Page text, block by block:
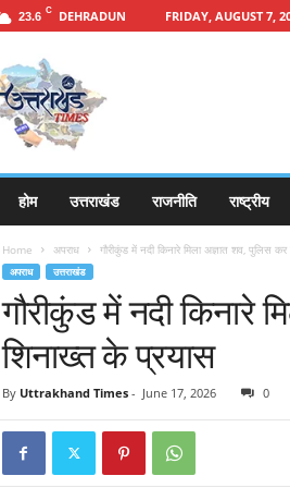
23.6 C DEHRADUN FRIDAY, AUGUST 7,
होम उत्तराखंड राजनीति राष्ट्रीय
Home अपराध गौरीकुंड में नदी किनारे मिला अज्ञात शव, पुलिस
अपराध उत्तराखंड
गौरीकुंड में नदी किनारे
शिनाख्त के प्रयास
By Uttrakhand Times- June 17, 2026 0